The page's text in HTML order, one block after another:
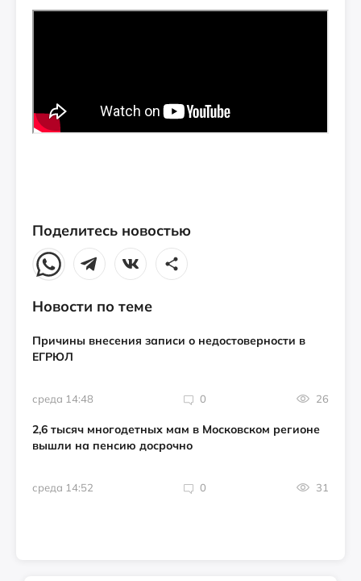
Поделитесь новостью
Новости по теме
Причины внесения записи о недостоверности в
ЕГРЮЛ
среда 14:48 0 26
2,6 тысяч многодетных мам в Московском регионе
вышли на пенсию досрочно
среда 14:52 0 31